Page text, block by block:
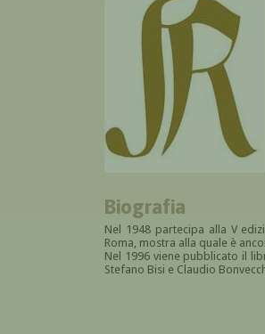
Biografia
Nel 1948 partecipa alla V
Roma, mostra alla quale è
Nel 1996 viene pubblicato il
Stefano Bisi e Claudio